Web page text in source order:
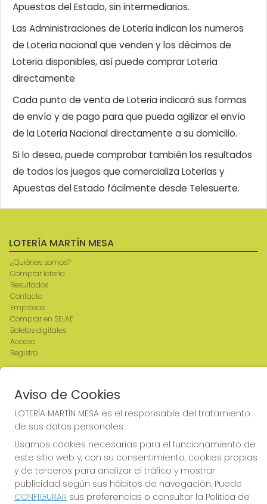
Apuestas del Estado, sin intermediarios.
Las Administraciones de Loteria indican los numeros
de Loteria nacional que venden y los décimos de
Loteria disponibles, así puede comprar Loteria
directamente
Cada punto de venta de Loteria indicará sus formas
de envío y de pago para que pueda agilizar el envío
de la Loteria Nacional directamente a su domicilio.
Si lo desea, puede comprobar también los resultados
de todos los juegos que comercializa Loterias y
Apuestas del Estado fácilmente desde Telesuerte.
LOTERÍA MARTÍN MESA
¿Quiénes somos?
Comprar lotería
Resultados
Contacto
Empresas
Comprar en SELAE
Boletos digitales
Acceso
Registro
CONTACTO
ADMINISTRACION DE LOTERIAS: 2-CIUDAD RODRIGO -
RECEPTOR OFICIAL: 64380
923482019
web@admon2martinmesa.es
Aviso de Cookies
LOTERÍA MARTÍN MESA es el responsable del tratamiento
de sus datos personales.
Usamos cookies necesarias para el funcionamiento de
este sitio web y, con su consentimiento, cookies propias
y de terceros para analizar el tráfico y mostrar
publicidad según sus hábitos de navegación. Puede
CONFIGURAR sus preferencias o consultar la Política de